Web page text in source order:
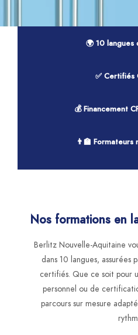
🌍 10 langues
✅ Certifiés
💰 Financement
👨‍🏫
Nos formations en
Berlitz Nouvelle-Aquitaine
dans 10 langues, assurées
certifiés. Que ce soit pour
personnel ou de
parcours sur mesure